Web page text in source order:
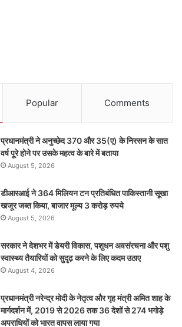
Popular Comments
प्रधानमंत्री ने अनुच्छेद 370 और 35(ए) के निरसन के सात
वर्ष पूरे होने पर उसके महत्व के बारे में बताया
August 5, 2026
डीआरआई ने 364 मिलियन टन प्रतिबंधित पाकिस्तानी सूखा
खजूर जब्त किया, बाजार मूल्य 3 करोड़ रुपये
August 5, 2026
सरकार ने देशभर में डेयरी विकास, पशुधन अवसंरचना और पशु
स्वास्थ्य तैयारियों को सुदृढ़ करने के लिए कदम उठाए
August 4, 2026
प्रधानमंत्री नरेन्द्र मोदी के नेतृत्व और गृह मंत्री अमित शाह के
मार्गदर्शन में, 2019 से 2026 तक 36 देशों से 274 भगोड़े
अपराधियों को भारत वापस लाया गया